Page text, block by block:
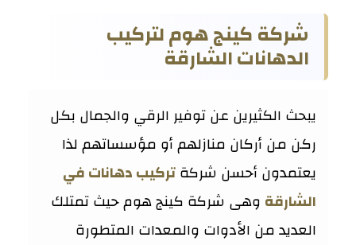
شركة كينج هوم لتركيب
الدهانات الشارقة
يبحث الكثيرين عن توفير الرقي والجمال بكل
ركن من أركان منازلهم أو مؤسساتهم لذا
يعتمدون أحسن شركةتركيب دهانات في
الشارقة وهى شركة كينج هوم حيث تمتلك
العديد من الأدوات والمعدات المتطورة